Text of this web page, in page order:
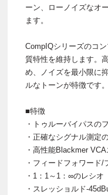
ーン、ローノイズなオ
ます。
CompIQシリーズのコ
質特性を維持します。
め、ノイズを最小限に
ルなトーンが特徴です。
■特徴
・トゥルーバイパスの
・正確なシグナル測定
・高性能Blackmer
・フィードフォワード
・1：1～1：∞のレシオ
・スレッショルド-